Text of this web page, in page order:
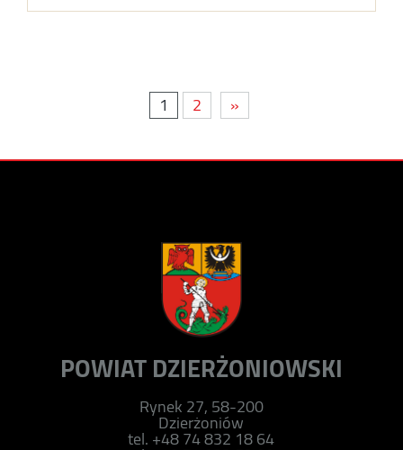
1 2 »
POWIAT DZIERŻONIOWSKI
Rynek 27, 58-200
Dzierżoniów
tel. +48 74 832 18 64